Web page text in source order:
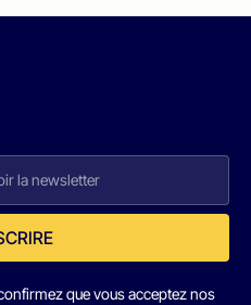
que vous acceptez nos